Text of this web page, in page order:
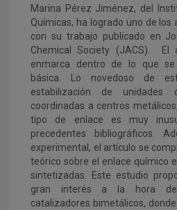
Marina Pérez Jiménez, del
Químicas, ha logrado uno de los
con su trabajo publicado en
Chemical Society (JACS). El
enmarca dentro de lo que se
básica. Lo novedoso de
estabilización de unidades
coordinadas a centros
tipo de enlace es muy
precedentes bibliográficos.
experimental, el artículo se
teórico sobre el enlace químico
sintetizadas. Este estudio
gran interés a la hora de
catalizadores bimetálicos,